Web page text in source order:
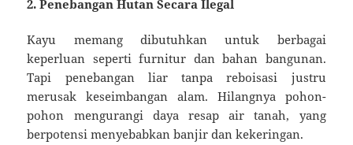
2. Penebangan Hutan Secara Ilegal
Kayu memang dibutuhkan untuk berbagai
keperluan seperti furnitur dan bahan bangunan.
Tapi penebangan liar tanpa reboisasi justru
merusak keseimbangan alam. Hilangnya pohon-
pohon mengurangi daya resap air tanah, yang
berpotensi menyebabkan banjir dan kekeringan.